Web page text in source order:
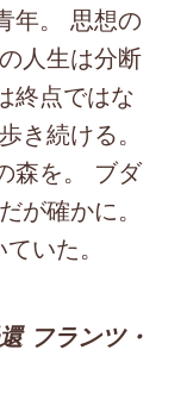
年。 思想の
人生は分断
終点ではな
き続ける。
森を。 ブダ
が確かに。
いた。
フランツ・